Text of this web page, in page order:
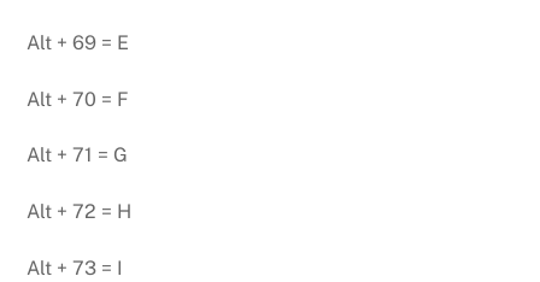
Alt + 69 = E
Alt + 70 = F
Alt + 71 = G
Alt + 72 = H
Alt + 73 = I